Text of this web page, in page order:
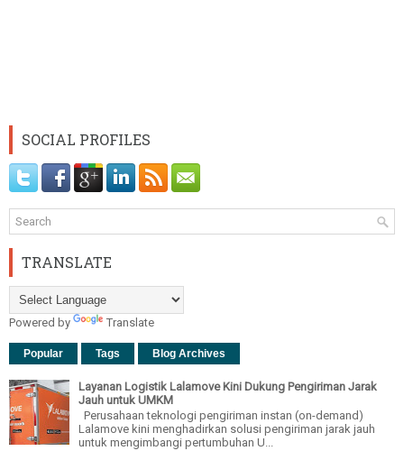
SOCIAL PROFILES
TRANSLATE
Powered by Translate
Popular Tags Blog Archives
Layanan Logistik Lalamove Kini Dukung Pengiriman Jarak
Jauh untuk UMKM
Perusahaan teknologi pengiriman instan (on-demand)
Lalamove kini menghadirkan solusi pengiriman jarak jauh
untuk mengimbangi pertumbuhan U...